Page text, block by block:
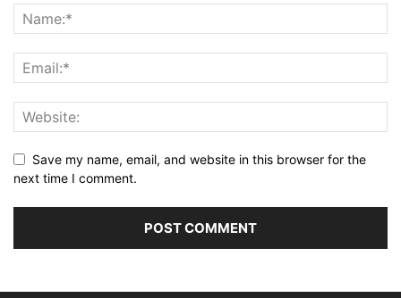
Save my name, email, and website in this browser for the
next time I comment.